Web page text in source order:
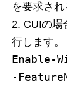
を要求され
CUIの場
行します。
Enable-
-